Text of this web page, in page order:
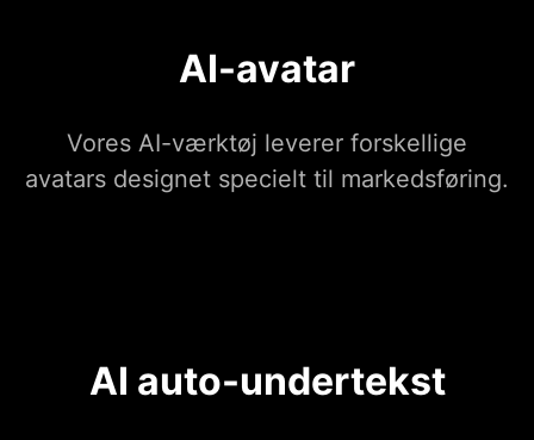
AI-avatar
Vores AI-værktøj leverer forskellige
avatars designet specielt til markedsføring.
AI auto-undertekst